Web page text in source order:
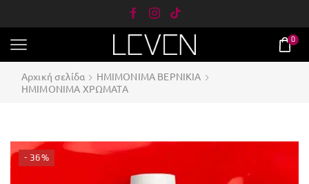
0
Αρχική σελίδα
ΗΜΙΜΟΝΙΜΑ ΒΕΡΝΙΚΙΑ
ΗΜΙΜΟΝΙΜΑ ΧΡΩΜΑΤΑ
- 36%